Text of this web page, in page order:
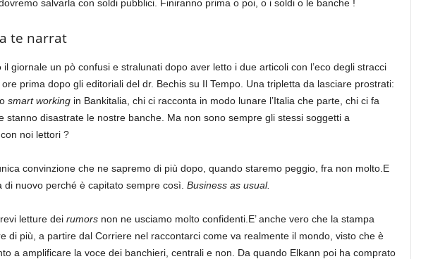
salvarla con soldi pubblici. Finiranno prima o poi, o i soldi o le banche !
te narrat
il giornale un pò confusi e stralunati dopo aver letto i due articoli con l’eco degli stracci
prima dopo gli editoriali del dr. Bechis su Il Tempo. Una tripletta da lasciare prostrati:
smart workingin Bankitalia, chi ci racconta in modo lunare l’Italia che parte, chi ci fa
stanno disastrate le nostre banche. Ma non sono sempre gli stessi soggetti a
noi lettori ?
convinzione che ne sapremo di più dopo, quando staremo peggio, fra non molto.E
di nuovo perché è capitato sempre così. Business as usual.
letture dei rumors non ne usciamo molto confidenti.E’ anche vero che la stampa
di più, a partire dal Corriere nel raccontarci come va realmente il mondo, visto che è
a amplificare la voce dei banchieri, centrali e non. Da quando Elkann poi ha comprato